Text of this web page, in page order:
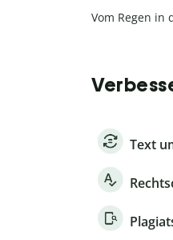
Vom Regen in
Text